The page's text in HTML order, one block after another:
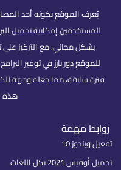
يُعرف الموقع بكونه أحد
للمستخدمين إمكانية تحميل
بشكل مجاني، مع التركيز
للموقع دور بارز في توفير
فترة سابقة، مما جعله وجهة
هذه
روابط مهمة
تفعيل ويندوز 10
تحميل أوفيس 2021 بكل اللغات